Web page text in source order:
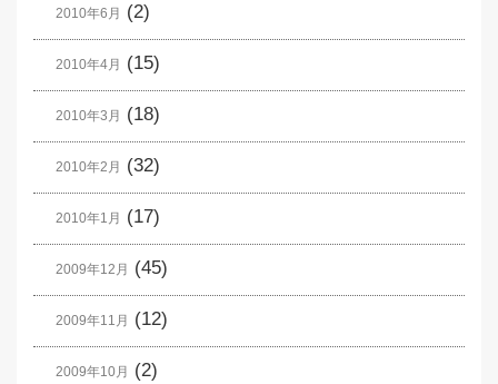
2010年6月 (2)
2010年4月 (15)
2010年3月 (18)
2010年2月 (32)
2010年1月 (17)
2009年12月 (45)
2009年11月 (12)
2009年10月 (2)